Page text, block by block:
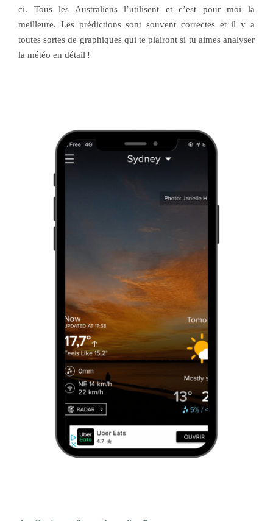
ci. Tous les Australiens l’utilisent et c’est pour moi la
meilleure. Les prédictions sont souvent correctes et il y a
toutes sortes de graphiques qui te plairont si tu aimes analyser
la météo en détail !